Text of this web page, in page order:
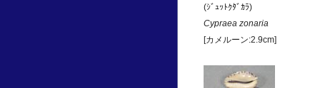
(ｼﾞｭｯﾄｸﾀﾞｶﾗ)
Cypraea zonaria
[カメルーン:2.9cm]